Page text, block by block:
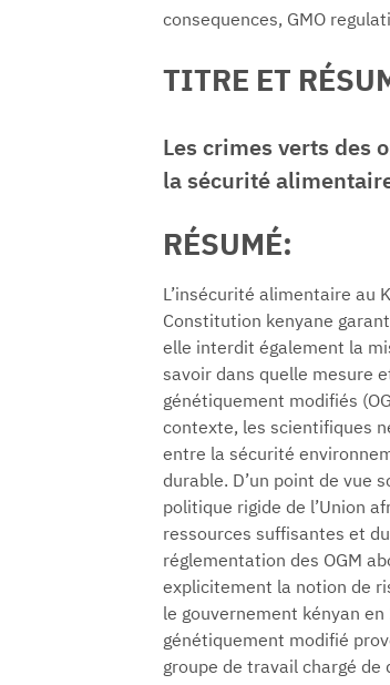
consequences, GMO
TITRE ET
Les crimes verts des
la sécurité
RÉSUMÉ:
L’insécurité alimentaire au
Constitution kenyane
elle interdit également la
savoir dans quelle mesure
génétiquement modifiés
contexte, les scientifiques
entre la sécurité
durable. D’un point de vue
politique rigide de l’Union
ressources suffisantes et
réglementation des OGM
explicitement la notion de
le gouvernement kényan
génétiquement modifié
groupe de travail chargé de